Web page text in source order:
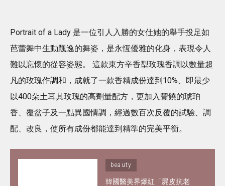
Portrait of a Lady 是一位引人入勝的女仕她的舉手投足如
芭蕾舞中生動飄逸的舞姿，是永恆優雅的化身，表現令人
難以忘懷的從容姿態。 這款東方辛香型玫瑰香調以數量超
凡的玫瑰作調和，成就了一款香精成份達到10%、即最少
以400朵土耳其玫瑰的高劑量配方，更加入豐饒的琥珀
香、覆盆子及一點異國情調，經過數百次反覆的試驗、調
配、改良，使所有成份都能達到精準的完美平衡。
beauty
韓國醫美界爆紅「屍皮抗老